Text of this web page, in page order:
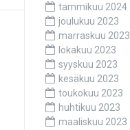
tammikuu 2024
joulukuu 2023
marraskuu 2023
lokakuu 2023
syyskuu 2023
kesäkuu 2023
toukokuu 2023
huhtikuu 2023
maaliskuu 2023